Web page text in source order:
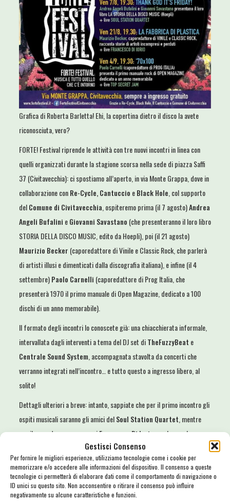
Gestisci Consenso
Per fornire le migliori esperienze, utilizziamo tecnologie come i cookie per
memorizzare e/o accedere alle informazioni del dispositivo. Il consenso a queste
tecnologie ci permetterà di elaborare dati come il comportamento di navigazione o
ID unici su questo sito. Non acconsentire o ritirare il consenso può influire
negativamente su alcune caratteristiche e funzioni.
Grafica di Roberta Barletta! Ehi, la copertina dietro il disco la avete
riconosciuta, vero?
FORTE! Festival riprende le attività con tre nuovi incontri in linea con
quelli organizzati durante la stagione scorsa nella sede di piazza Saffi
37 (Civitavecchia): ci spostiamo all’aperto, in via Monte Grappa, dove in
collaborazione conRe-Cycle, Cantuccio eBlack Hole , col supporto
delComune di Civitavecchia , ospiteremo prima (il 7 agosto)Andrea
Angeli Bufalini eGiovanni Savastano (che presenteranno il loro libro
STORIA DELLA DISCO MUSIC, edito da Hoepli), poi (il 21 agosto)
Maurizio Becker (caporedattore di Vinile e Classic Rock, che parlerà
di artisti illusi e dimenticati dalla discografia italiana), e infine (il 4
settembre)Paolo Carnelli (caporedattore di Prog Italia, che
presenterà 1970 il primo manuale di Open Magazine, dedicato a 100
dischi di un anno memorabile).
Il formato degli incontri lo conoscete già: una chiacchierata informale,
intervallata dagli interventi a tema del DJ set diTheFuzzyBeat e
Centrale Sound System , accompagnata stavolta da concerti che
verranno integrati nell’incontro… e tutto questo a ingresso libero, al
solito!
Dettagli ulteriori a breve: intanto, sappiate che per il primo incontro gli
ospiti musicali saranno gli amici delSoul Station Quartet , mentre
per il secondo avremo con noiFrancesco Di Iorio… e che cercheremo
di garantire la partecipazione a distanza per tutti quelli che non
riusciranno a raggiungerci in via Monte Grappa a Civitavecchia,
attraverso una diretta Facebook/YouTube!
A presto per aggiornamenti e news – intanto, segnatevi le date!